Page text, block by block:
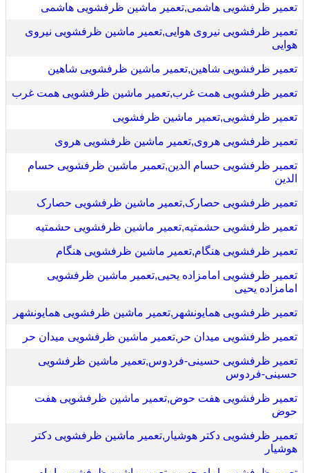
تعمیر ظرفشویی هاشمی,تعمیر ماشین ظرفشویی هاشمی
تعمیر ظرفشویی نیروی هوایی,تعمیر ماشین ظرفشویی نیروی
هوایی
تعمیر ظرفشویی شاهین,تعمیر ماشین ظرفشویی شاهین
تعمیر ظرفشویی همت غرب,تعمیر ماشین ظرفشویی همت غرب
تعمیر ظرفشویی,تعمیر ماشین ظرفشویی
تعمیر ظرفشویی هروی,تعمیر ماشین ظرفشویی هروی
تعمیر ظرفشویی حسام الدین,تعمیر ماشین ظرفشویی حسام
الدین
تعمیر ظرفشویی حصارک,تعمیر ماشین ظرفشویی حصارک
تعمیر ظرفشویی حشمتیه,تعمیر ماشین ظرفشویی حشمتیه
تعمیر ظرفشویی هنگام,تعمیر ماشین ظرفشویی هنگام
تعمیر ظرفشویی امامزاده یحیی,تعمیر ماشین ظرفشویی
امامزاده یحیی
تعمیر ظرفشویی همایونشهر,تعمیر ماشین ظرفشویی همایونشهر
تعمیر ظرفشویی میدان حر,تعمیر ماشین ظرفشویی میدان حر
تعمیر ظرفشویی حسینی-فردوس,تعمیر ماشین ظرفشویی
حسینی-فردوس
تعمیر ظرفشویی هفت حوض,تعمیر ماشین ظرفشویی هفت
حوض
تعمیر ظرفشویی دکتر هوشیار,تعمیر ماشین ظرفشویی دکتر
هوشیار